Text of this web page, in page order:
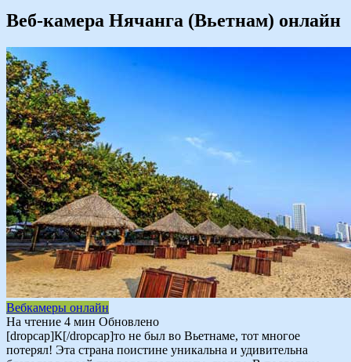
Веб-камера Нячанга (Вьетнам) онлайн
Вебкамеры онлайн
На чтение 4 мин Обновлено
[dropcap]К[/dropcap]то не был во Вьетнаме, тот многое
потерял! Эта страна поистине уникальна и удивительна